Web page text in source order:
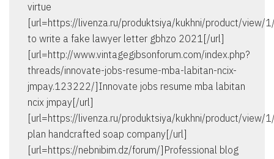
virtue
[url=https://livenza.ru/produktsiya/kukhni/product/view/
to write a fake lawyer letter gbhzo 2021[/url]
[url=http://www.vintagegibsonforum.com/index.php?
threads/innovate-jobs-resume-mba-labitan-ncix-
jmpay.123222/]Innovate jobs resume mba labitan
ncix jmpay[/url]
[url=https://livenza.ru/produktsiya/kukhni/product/view/
plan handcrafted soap company[/url]
[url=https://nebnibim.dz/forum/]Professional blog